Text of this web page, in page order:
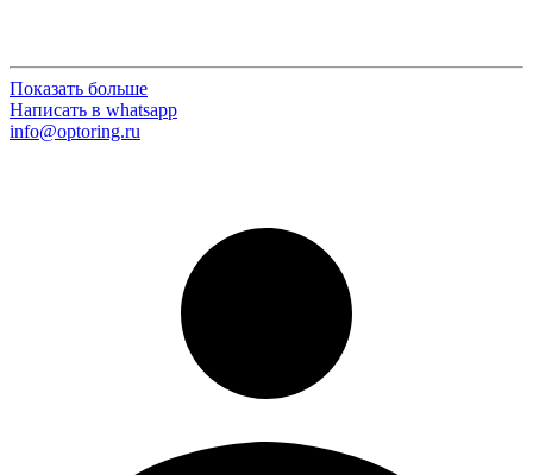
Показать больше
Написать в whatsapp
info@optoring.ru